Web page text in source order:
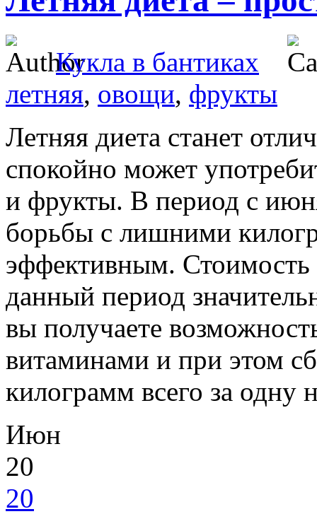
Кукла в бантиках
летняя, овощи, фрукты
Летняя диета станет
спокойно может
и фрукты. В период с
борьбы с лишними
эффективным. Стоимость
данный период
вы получаете
витаминами и при этом
килограмм всего за одну
Июн
20
20